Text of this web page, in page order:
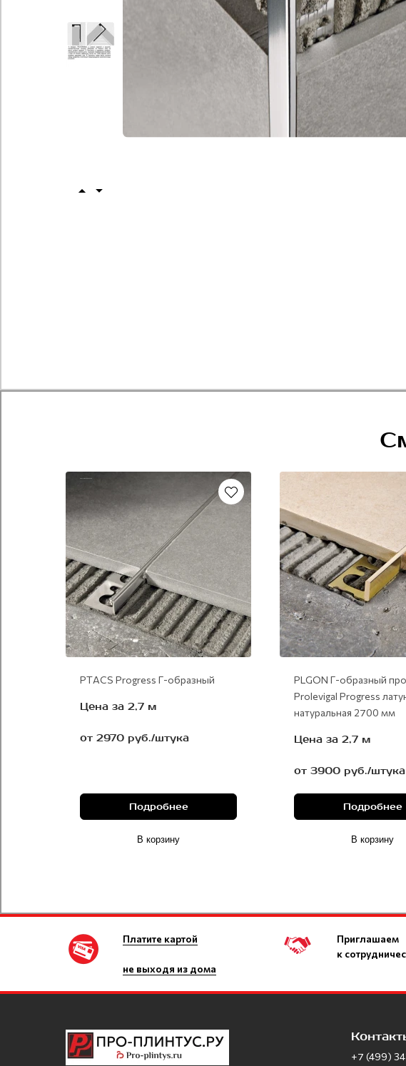
PTАCS Progress Г-образный
Цена за 2,7 м
от 2970 руб./штука
Подробнее
В корзину
PLGON Г-образный
Prolevigal Progress
натуральная 2700 мм
Цена за 2,7 м
от 3900 руб./штука
Подробнее
В корзину
Платите картой
не выходя из дома
Приглашаем
к
+7 (499)